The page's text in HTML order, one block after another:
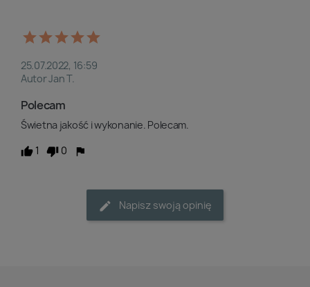
25.07.2022, 16:59
Autor Jan T.
Polecam
Świetna jakość i wykonanie. Polecam.
1
0
Napisz swoją opinię